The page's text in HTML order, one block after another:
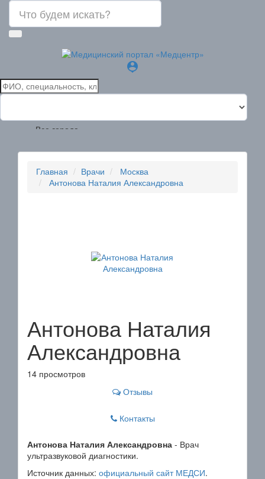
person_pin
Все города
Главная Врачи
Москва
Антонова Наталия Александровна
Антонова Наталия
Александровна
14 просмотров
Отзывы
Контакты
Антонова Наталия Александровна - Врач
ультразвуковой диагностики.
Источник данных: официальный сайт МЕДСИ.